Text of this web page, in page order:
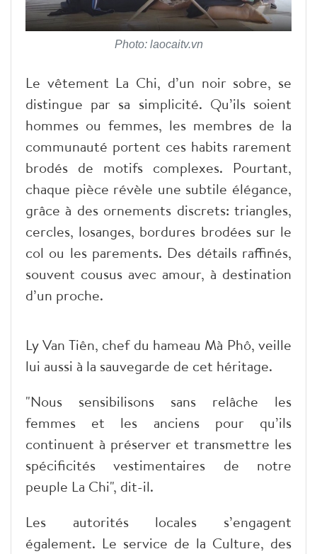
Photo: laocaitv.vn
Le vêtement La Chi, d’un noir sobre, se
distingue par sa simplicité. Qu’ils soient
hommes ou femmes, les membres de la
communauté portent ces habits rarement
brodés de motifs complexes. Pourtant,
chaque pièce révèle une subtile élégance,
grâce à des ornements discrets: triangles,
cercles, losanges, bordures brodées sur le
col ou les parements. Des détails raffinés,
souvent cousus avec amour, à destination
d’un proche.
Ly Van Tiên, chef du hameau Mà Phô, veille
lui aussi à la sauvegarde de cet héritage.
"Nous sensibilisons sans relâche les
femmes et les anciens pour qu’ils
continuent à préserver et transmettre les
spécificités vestimentaires de notre
peuple La Chi", dit-il.
Les autorités locales s’engagent
également. Le service de la Culture, des